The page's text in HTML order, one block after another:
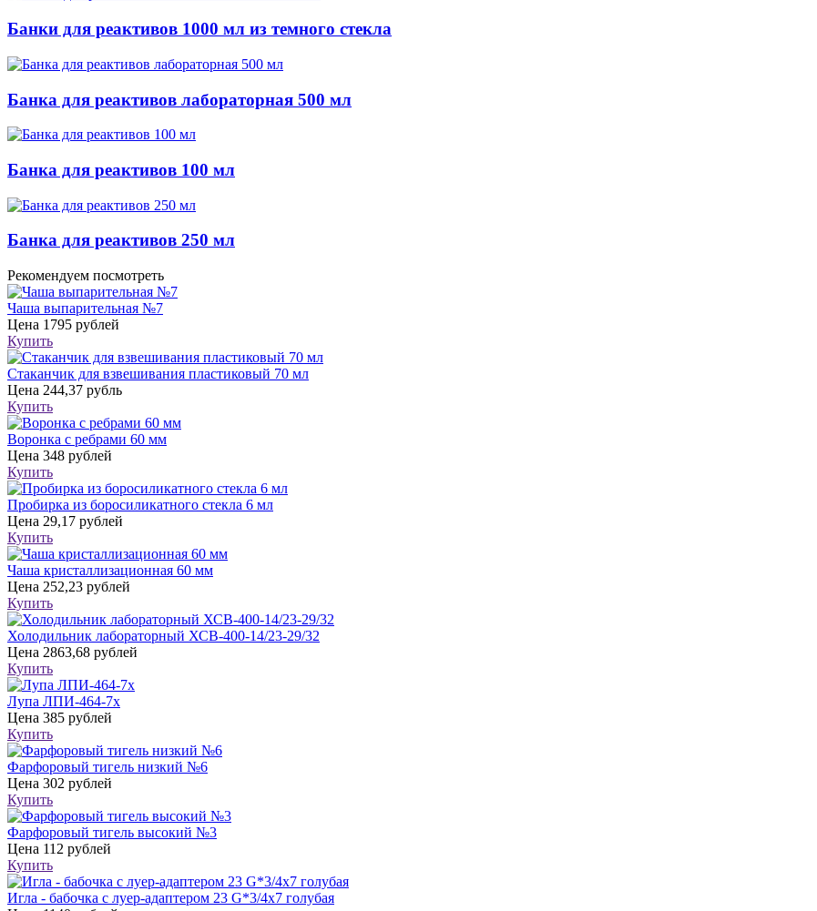
Банки для реактивов 1000 мл из темного стекла
Банка для реактивов лабораторная 500 мл
Банка для реактивов 100 мл
Банка для реактивов 250 мл
Рекомендуем посмотреть
Чаша выпарительная №7
Цена 1795 рублей
Купить
Стаканчик для взвешивания пластиковый 70 мл
Цена 244,37 рубль
Купить
Воронка с ребрами 60 мм
Цена 348 рублей
Купить
Пробирка из боросиликатного стекла 6 мл
Цена 29,17 рублей
Купить
Чаша кристаллизационная 60 мм
Цена 252,23 рублей
Купить
Холодильник лабораторный ХСВ-400-14/23-29/32
Цена 2863,68 рублей
Купить
Лупа ЛПИ-464-7х
Цена 385 рублей
Купить
Фарфоровый тигель низкий №6
Цена 302 рублей
Купить
Фарфоровый тигель высокий №3
Цена 112 рублей
Купить
Игла - бабочка с луер-адаптером 23 G*3/4х7 голубая